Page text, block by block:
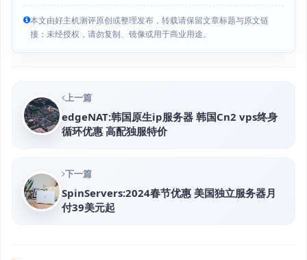
本文由好主机测评原创或整理发布，转载请保留文章标题与原文链
接；未经授权，请勿复制、镜像或用于商业用途。
上一篇
edgeNAT:韩国原生ip服务器 韩国Cn2 vps终身
循环优惠 高配独服特价
下一篇
SpinServers:2024春节优惠 美国独立服务器月
付39美元起